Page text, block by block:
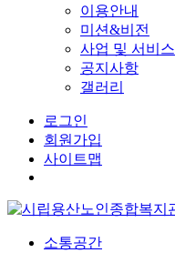
이용안내
미션&비전
사업 및 서비스
공지사항
갤러리
로그인
회원가입
사이트맵
소통공간